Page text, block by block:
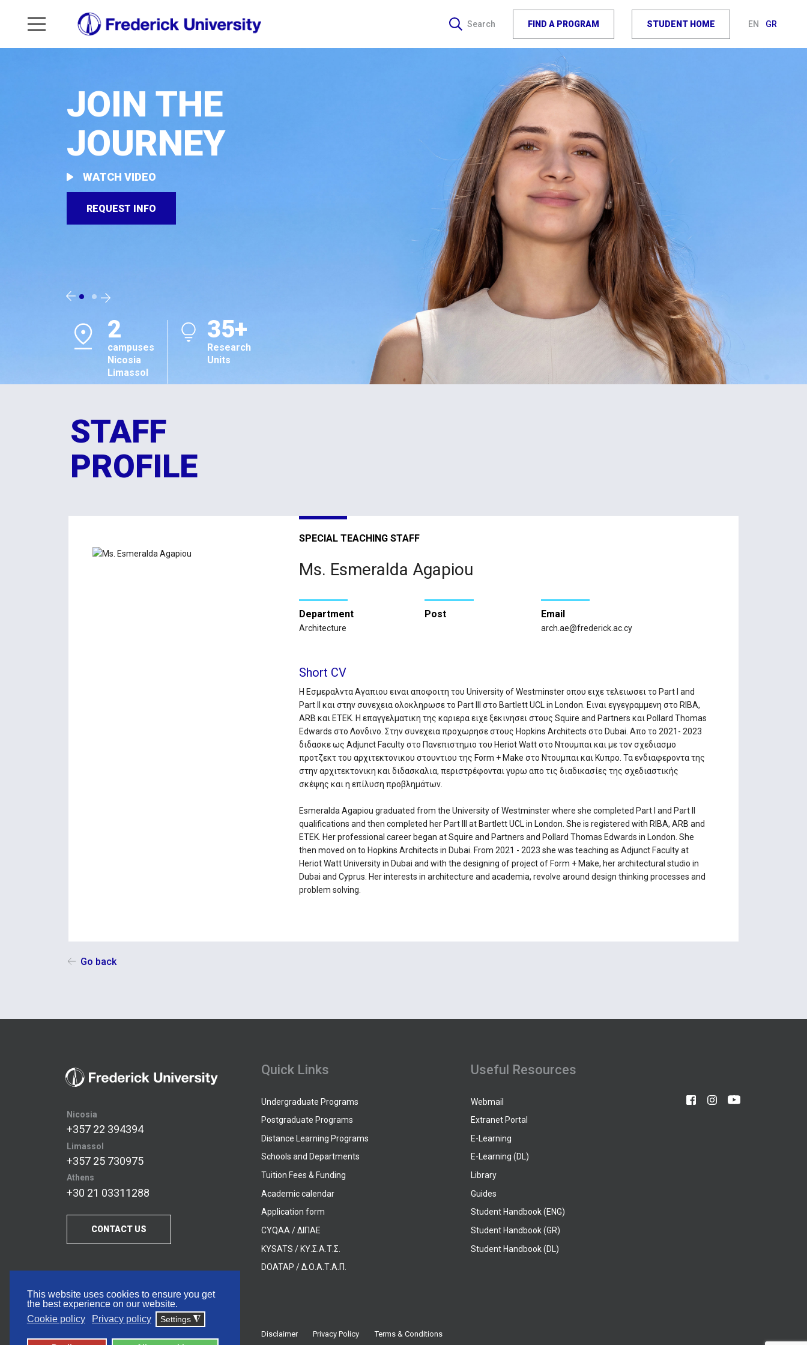
This website uses cookies to ensure you get
the best experience on our website.
Cookie policy
Privacy policy Settings ◮
Search FIND A PROGRAM STUDENT HOME EN GR
JOIN THE
JOURNEY
WATCH VIDEO
REQUEST INFO
2
campuses
Nicosia
Limassol
35+
Research
Units
#1
in Cyprus
Sustainability
Ratings 2026
Ratings 2026
5
Schools
STAFF
PROFILE
SPECIAL TEACHING STAFF
Ms. Esmeralda Agapiou
Department
Architecture
Post Email
arch.ae@frederick.ac.cy
Short CV
Η Εσμεραλντα Αγαπιου ειναι αποφοιτη του University of Westminster οπου ειχε τελειωσει το Part I and
Part II και στην συνεχεια ολοκληρωσε το Part III στο Bartlett UCL in London. Ειναι εγγεγραμμενη στο RIBA,
ARB και ΕΤΕΚ. Η επαγγελματικη της καριερα ειχε ξεκινησει στους Squire and Partners και Pollard Thomas
Edwards στο Λονδινο. Στην συνεχεια προχωρησε στους Hopkins Architects στο Dubai. Απο το 2021- 2023
διδασκε ως Adjunct Faculty στο Πανεπιστημιο του Heriot Watt στο Ντουμπαι και με τον σχεδιασμο
προτζεκτ του αρχιτεκτονικου στουντιου της Form + Make στο Ντουμπαι και Κυπρο. Τα ενδιαφεροντα της
στην αρχιτεκτονικη και διδασκαλια, περιστρέφονται γυρω απο τις διαδικασίες της σχεδιαστικής
σκέψης και η επίλυση προβλημάτων.
Esmeralda Agapiou graduated from the University of Westminster where she completed Part I and Part II
qualifications and then completed her Part III at Bartlett UCL in London. She is registered with RIBA, ARB and
ETEK. Her professional career began at Squire and Partners and Pollard Thomas Edwards in London. She
then moved on to Hopkins Architects in Dubai. From 2021 - 2023 she was teaching as Adjunct Faculty at
Heriot Watt University in Dubai and with the designing of project of Form + Make, her architectural studio in
Dubai and Cyprus. Her interests in architecture and academia, revolve around design thinking processes and
problem solving.
Go back
Nicosia
+357 22 394394
Limassol
+357 25 730975
Athens
+30 21 03311288
CONTACT US
Quick Links
Undergraduate Programs
Postgraduate Programs
Distance Learning Programs
Schools and Departments
Tuition Fees & Funding
Academic calendar
Application form
CYQAA / ΔΙΠΑΕ
KYSATS / ΚΥ.Σ.Α.Τ.Σ.
DOATAP / Δ.Ο.Α.Τ.Α.Π.
Useful Resources
Webmail
Extranet Portal
E-Learning
E-Learning (DL)
Library
Guides
Student Handbook (ENG)
Student Handbook (GR)
Student Handbook (DL)
© 2026 Frederick University Disclaimer Privacy Policy Terms & Conditions